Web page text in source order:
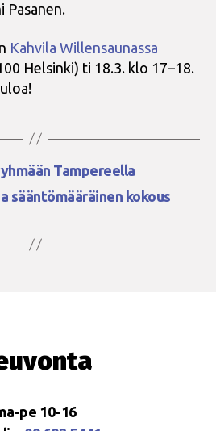
Pasanen.
Kahvila Willensaunassa
Helsinki) ti 18.3. klo 17–18.
Tampereella
sääntömääräinen kokous
pe 10-16